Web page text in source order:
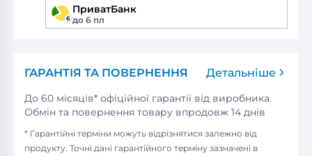
ПриватБанк
до 6 пл
ГАРАНТІЯ ТА ПОВЕРНЕННЯ Детальніше
До 60 місяців* офіційної гарантії від виробника.
Обмін та повернення товару впродовж 14 днів
* Гарантійні терміни можуть відрізнятися залежно від
продукту. Точні дані гарантійного терміну зазначені в